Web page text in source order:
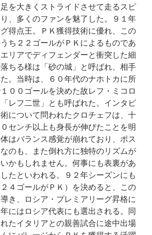
を大きくストライドさせて走るスピ
、多くのファンを魅了した。９１年
得点王。ＰＫ獲得技術に優れ、この
ち２２ゴールがＰＫによるものであ
リアでディフェンダーと衝突した細
ちる様は「砂の城」と呼ばれ、相手
。当時は、６０年代のナホトカに所
００ゴールを決めた故レフ・ミコロ
レフ二世」とも呼ばれた。インタビ
について問われたクロチェフは、十
センチ以上も身長が伸びたことを明
はバランス感覚が崩れており、ポス
のも、また倒れ方に独特のリズムが
かもしれません。何事にも表裏があ
たといわれる。９２年シーズンにも
４ゴールがＰＫ）を決めると、この
き、ロシア・プレミアリーグ昇格に
にはロシア代表にも選出される。同
たイタリアとの親善試合に途中出場